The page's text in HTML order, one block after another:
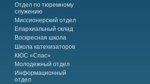
Отдел по тюремному
служению
Миссионерский отдел
Епархиальный склад
Воскресная школа
Школа катехизаторов
КЮС «Спас»
Молодежный отдел
Информационный
отдел